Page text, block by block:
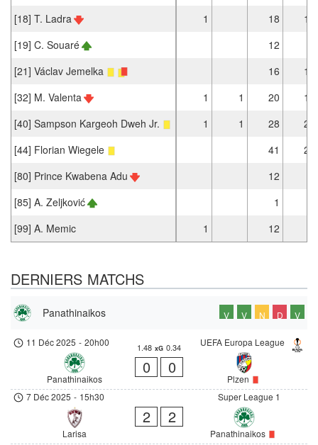
[18] T. Ladra 1 18
14
[19] C. Souaré
12
[21] Václav Jemelka
16
14
[32] M. Valenta
1 1 20
15
[40] Sampson Kargeoh Dweh Jr.
1 1 28
20
[44] Florian Wiegele
41
27
[80] Prince Kwabena Adu
12
[85] A. Zeljković
1
[99] A. Memic
1 12
DERNIERS MATCHS
Panathinaikos V V N D V
UEFA Europa League
11 Déc 2025 - 20h00
Panathinaikos
1.48 xG 0.34
0 0
Plzen
Super League 1
7 Déc 2025 - 15h30
Larisa
2 2
Panathinaikos